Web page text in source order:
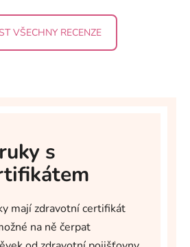
VŠECHNY RECENZE
s
mají zdravotní certifikát
na ně čerpat